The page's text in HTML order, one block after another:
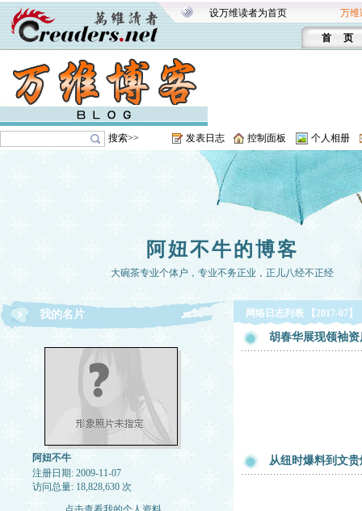
设万维读者为首页 万维
首 页
搜索>> 发表日志 控制面板 个人相册
阿妞不牛的博客
大碗茶专业个体户，专业不务正业，正儿八经不正经
我的名片
阿妞不牛
注册日期: 2009-11-07
访问总量: 18,828,630 次
网络日志列表 【2017-07】
胡春华展现领袖
从纽时爆料到文